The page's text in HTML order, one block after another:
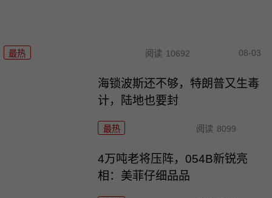
最热 阅读 10692 08-03
海锁波斯还不够，特朗普又生毒
计，陆地也要封
最热 阅读 8099
4万吨老将压阵，054B新锐亮
相：美菲仔细品品